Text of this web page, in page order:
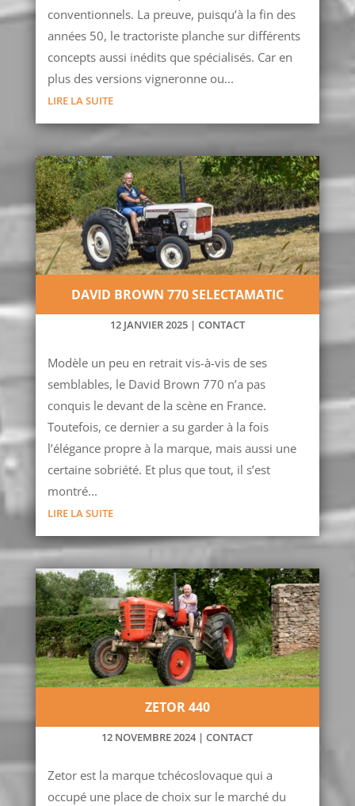
conventionnels. La preuve, puisqu’à la fin des
années 50, le tractoriste planche sur différents
concepts aussi inédits que spécialisés. Car en
plus des versions vigneronne ou...
LIRE LA SUITE
DAVID BROWN 770 SELECTAMATIC
12 JANVIER 2025| CONTACT
Modèle un peu en retrait vis-à-vis de ses
semblables, le David Brown 770 n’a pas
conquis le devant de la scène en France.
Toutefois, ce dernier a su garder à la fois
l’élégance propre à la marque, mais aussi une
certaine sobriété. Et plus que tout, il s’est
montré...
LIRE LA SUITE
ZETOR 440
12 NOVEMBRE 2024|CONTACT
Zetor est la marque tchécoslovaque qui a
occupé une place de choix sur le marché du